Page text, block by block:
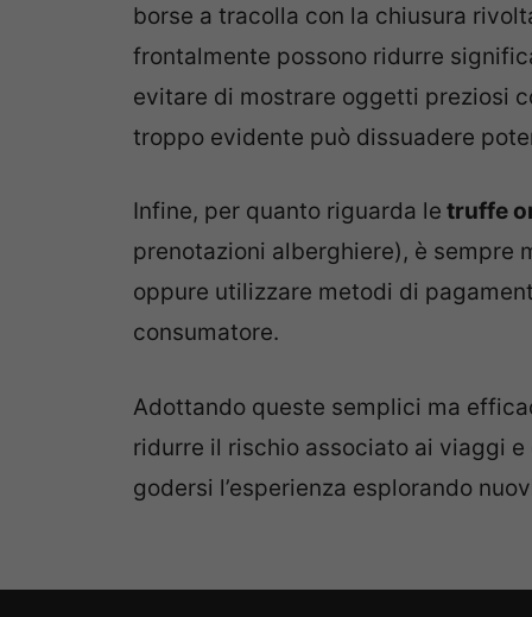
borse a tracolla con la chiusura
frontalmente possono ridurre
evitare di mostrare oggetti preziosi
troppo evidente può dissuadere
Infine, per quanto riguarda le truffe
prenotazioni alberghiere), è
oppure utilizzare metodi di
consumatore.
Adottando queste semplici ma
ridurre il rischio associato ai viaggi
godersi l’esperienza esplorando